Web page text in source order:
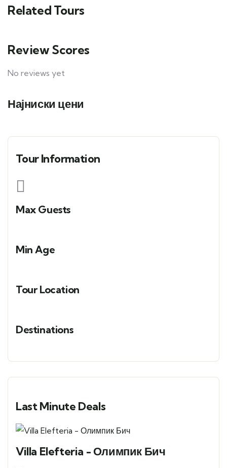
Related Tours
Review Scores
No reviews yet
Најниски цени
Tour Information
Max Guests
Min Age
Tour Location
Destinations
Last Minute Deals
Villa Elefteria - Олимпик Бич